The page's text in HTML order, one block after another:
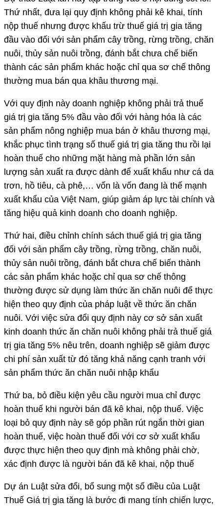
Thứ nhất, đưa lại quy định không phải kê khai, tính
nộp thuế nhưng được khấu trừ thuế giá trị gia tăng
đầu vào đối với sản phẩm cây trồng, rừng trồng, chăn
nuôi, thủy sản nuôi trồng, đánh bắt chưa chế biến
thành các sản phẩm khác hoặc chỉ qua sơ chế thông
thường mua bán qua khâu thương mại.
Với quy định này doanh nghiệp không phải trả thuế
giá trị gia tăng 5% đầu vào đối với hàng hóa là các
sản phẩm nông nghiệp mua bán ở khâu thương mại,
khắc phục tình trạng số thuế giá trị gia tăng thu rồi lại
hoàn thuế cho những mặt hàng mà phần lớn sản
lượng sản xuất ra được dành để xuất khẩu như cá da
trơn, hồ tiêu, cà phê,… vốn là vốn đang là thế mạnh
xuất khẩu của Việt Nam, giúp giảm áp lực tài chính và
tăng hiệu quả kinh doanh cho doanh nghiệp.
Thứ hai, điều chỉnh chính sách thuế giá trị gia tăng
đối với sản phẩm cây trồng, rừng trồng, chăn nuôi,
thủy sản nuôi trồng, đánh bắt chưa chế biến thành
các sản phẩm khác hoặc chỉ qua sơ chế thông
thường được sử dụng làm thức ăn chăn nuôi để thực
hiện theo quy định của pháp luật về thức ăn chăn
nuôi. Với việc sửa đổi quy định này cơ sở sản xuất
kinh doanh thức ăn chăn nuôi không phải trả thuế giá
trị gia tăng 5% nêu trên, doanh nghiệp sẽ giảm được
chi phí sản xuất từ đó tăng khả năng cạnh tranh với
sản phẩm thức ăn chăn nuôi nhập khẩu
Thứ ba, bỏ điều kiện yêu cầu người mua chỉ được
hoàn thuế khi người bán đã kê khai, nộp thuế. Việc
loại bỏ quy định này sẽ góp phần rút ngắn thời gian
hoàn thuế, việc hoàn thuế đối với cơ sở xuất khẩu
được thực hiện theo quy định mà không phải chờ,
xác định được là người bán đã kê khai, nộp thuế
Dự án Luật sửa đổi, bổ sung một số điều của Luật
Thuế Giá trị gia tăng là bước đi mang tính chiến lược,